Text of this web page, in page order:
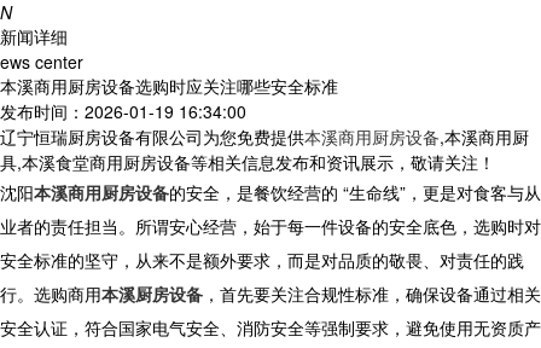
N
新闻详细
ews center
本溪商用厨房设备选购时应关注哪些安全标准
发布时间：2026-01-19 16:34:00
辽宁恒瑞厨房设备有限公司为您免费提供本溪商用厨房设备,本溪商用厨
具,本溪食堂商用厨房设备等相关信息发布和资讯展示，敬请关注！
沈阳本溪商用厨房设备的安全，是餐饮经营的 “生命线” ，更是对食客与从
业者的责任担当。所谓安心经营，始于每一件设备的安全底色，选购时对
安全标准的坚守，从来不是额外要求，而是对品质的敬畏、对责任的践
行。选购商用本溪厨房设备 ，首先要关注合规性标准，确保设备通过相关
安全认证，符合国家电气安全、消防安全等强制要求，避免使用无资质产